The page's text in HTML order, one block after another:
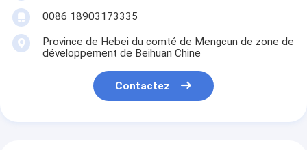
0086 18903173335
Province de Hebei du comté de Mengcun de zone de
développement de Beihuan Chine
Contactez